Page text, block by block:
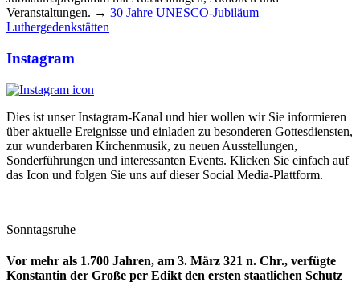
Veranstaltungen. → 30 Jahre UNESCO-Jubiläum
Luthergedenkstätten
Instagram
Dies ist unser Instagram-Kanal und hier wollen wir Sie informieren
über aktuelle Ereignisse und einladen zu besonderen Gottesdiensten,
zur wunderbaren Kirchenmusik, zu neuen Ausstellungen,
Sonderführungen und interessanten Events. Klicken Sie einfach auf
das Icon und folgen Sie uns auf dieser Social Media-Plattform.
Sonntagsruhe
Vor mehr als 1.700 Jahren, am 3. März 321 n. Chr., verfügte
Konstantin der Große per Edikt den ersten staatlichen Schutz